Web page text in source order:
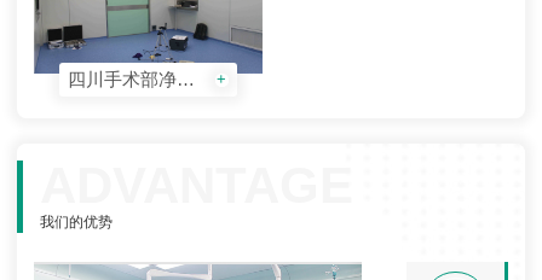
四川手术部净化工程 +
我们的优势